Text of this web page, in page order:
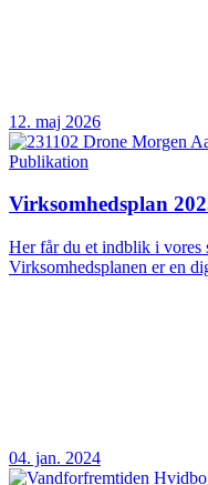
12. maj 2026
Publikation
Virksomhedsplan
Her får du et indblik i vores
Virksomhedsplanen er en
04. jan. 2024